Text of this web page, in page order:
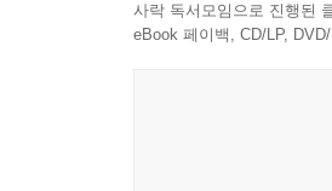
국어 1-2 가 1단원 소중
국어 1-2 가 5단원 생각
사락 독서모임으로 진행된
eBook 페이백, CD/LP,